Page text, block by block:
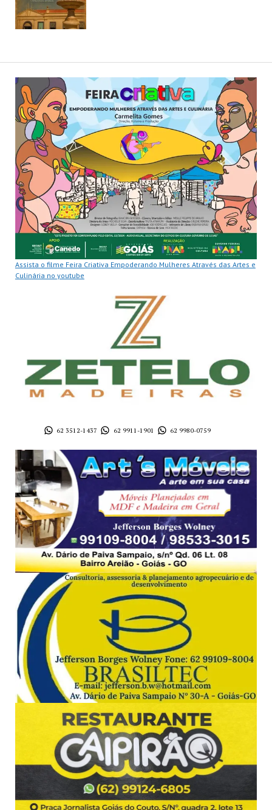
Assista o filme Feira Criativa Empoderando Mulheres Através das Artes e
Culinária no youtube
62 3512-1437 62 9911-1901 62 9980-0759